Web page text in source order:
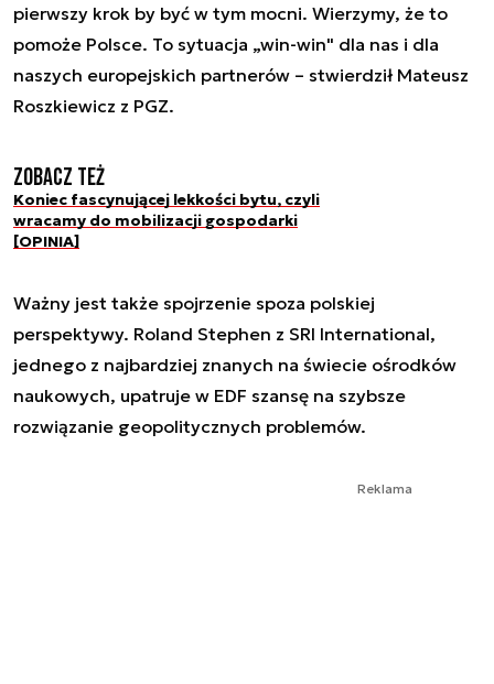
pierwszy krok by być w tym mocni. Wierzymy, że to
pomoże Polsce. To sytuacja „win-win" dla nas i dla
naszych europejskich partnerów – stwierdził Mateusz
Roszkiewicz z PGZ.
Zobacz też
Koniec fascynującej lekkości bytu, czyli
wracamy do mobilizacji gospodarki
[OPINIA]
Ważny jest także spojrzenie spoza polskiej
perspektywy. Roland Stephen z SRI International,
jednego z najbardziej znanych na świecie ośrodków
naukowych, upatruje w EDF szansę na szybsze
rozwiązanie geopolitycznych problemów.
Reklama